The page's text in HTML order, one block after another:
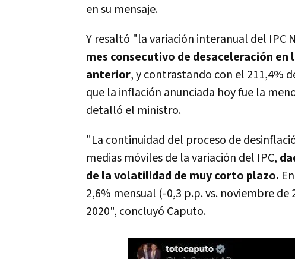
en su mensaje.
Y resaltó "la variación interanual del IPC
mes consecutivo de desaceleración
anterior, y contrastando con el 211,4%
que la inflación anunciada hoy fue la
detalló el ministro.
"La continuidad del proceso de
medias móviles de la variación del IPC,
de la volatilidad de muy corto plazo.
2,6% mensual (-0,3 p.p. vs. noviembre
2020", concluyó Caputo.